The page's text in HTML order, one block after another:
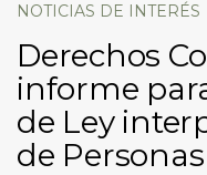
NOTICIAS DE INTERÉS
Derechos
informe
de Ley
de